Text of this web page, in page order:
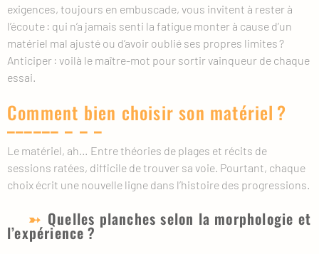
exigences, toujours en embuscade, vous invitent à rester à
l’écoute : qui n’a jamais senti la fatigue monter à cause d’un
matériel mal ajusté ou d’avoir oublié ses propres limites ?
Anticiper : voilà le maître-mot pour sortir vainqueur de chaque
essai.
Comment bien choisir son matériel ?
Le matériel, ah… Entre théories de plages et récits de
sessions ratées, difficile de trouver sa voie. Pourtant, chaque
choix écrit une nouvelle ligne dans l’histoire des progressions.
Quelles planches selon la morphologie et
l’expérience ?